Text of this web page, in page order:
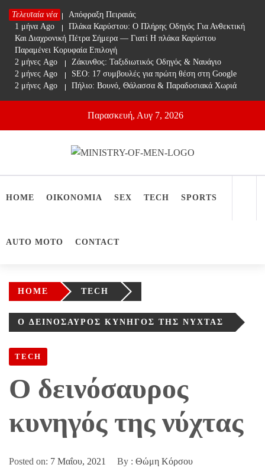
Skip
content
Τελευταία νέα
1 μήνα Ago
Απόφραξη Πειραιάς
1 μήνα Ago
Πλάκα Καρύστου: Ο Πλήρης Οδηγός Για Ανθεκτική
Και Διαχρονική Πέτρα Σήμερα — Γιατί Η πλάκα Καρύστου
Παραμένει Κορυφαία Επιλογή
2 μήνες Ago
Ζάκυνθος: Ταξιδιωτικός Οδηγός & Ναυάγιο
2 μήνες Ago
SEO: 17 συμβουλές για πρώτη θέση στη Google
2 μήνες Ago
Πήλιο: Βουνό, Θάλασσα & Παραδοσιακά Χωριά
Παρασκευή, Αυγ 7, 2026
Ministry Of Men
HOME ΟΙΚΟΝΟΜΙΑ SEX TECH SPORTS
AUTO MOTO CONTACT
HOME TECH
O ΔΕΙΝΌΣΑΥΡΟΣ ΚΥΝΗΓΌΣ ΤΗΣ ΝΎΧΤΑΣ
TECH
O δεινόσαυρος
κυνηγός της νύχτας
Posted on: 7 Μαΐου, 2021 By : Θώμη Κόρσου